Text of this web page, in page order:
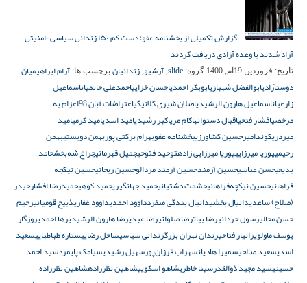
گزارش تکمیلی از بخشنامه عفو؛ دست کم ۱۵۰ زندانی سیاسی-امنیتی
آزاد شدند یا وعده آزادی دریافت کردند
تاریخ: فروردین 19ام, 1400 گروه: slide
, آرشیو, زندانیان برچسب ها: آرام ابراهیمیان
دوستآزادیابوالفضل شهبازیابوبکر احمدیاحسان خزاییاحمدعلی حاتمیاناسماعیل
زارعیاناسماعیل هارون الرشیدیاصلان شیری کلانیگیاعتراضات آبان 98 اعزام به
مرخصیافشار فتحیاقبال دستوانهاکام مریاکبر رشیدیامید اسدیامید کرمیامید
میردریکوندامیرحسین کشاورزیبخشنامه عفوبهرام برکتی پوربهمن دویستیبهمن
رحیمیپوریا میرزاییپوریا میرزایی زادهتوحید فتوحیجمیل قهرمانیچراغ شه‌بخشحامد
بدیعیحسن عباسیحسین آرمندحسین آرمند مردالوحسین ریحانیحسین نیکجه
فراهانیحسین نیکچه‌فراهانیحشمت دشتیانیحمید جهانگیریحمید کوهیحمیدرضا افشارحیدر
(صلاح) ساعدیدانیال بخشیدانیال بندگی منفردداوود احمدیداوود غفاریذبیح قومیانیرحیم
حسن محالیرسول حردانیرضا بیاترضا صلواتیرضا عبدیرضا هارون الرشیدیرها احمدیروزگار
یوسف ماولویزانیار فتاحیزندان تهران بزرگزندانی سیاسیساحل رضاییستاره طباطباییسعید
اسدیسعید صالحیسمیرا هادیانسهراب فرزان‌پورسهیل رشیدیسیامک پایمردسید احمد
حسینیسید مجید ذوالقدرسینا خاطریشاهو اسکوییشاهین نظرزادهشاهین نظرزاده